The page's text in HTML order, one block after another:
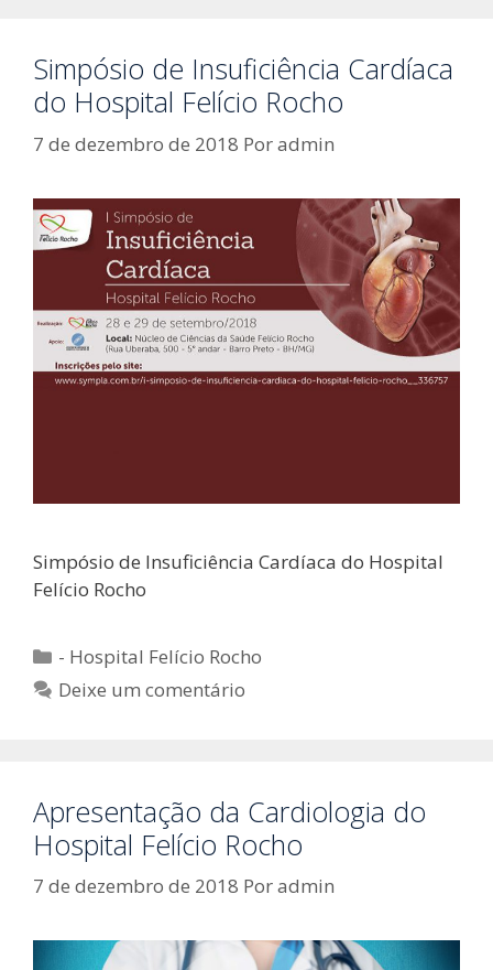
Simpósio de Insuficiência Cardíaca
do Hospital Felício Rocho
7 de dezembro de 2018 Poradmin
Simpósio de Insuficiência Cardíaca do Hospital
Felício Rocho
Categorias
- Hospital Felício Rocho
Deixe um comentário
Apresentação da Cardiologia do
Hospital Felício Rocho
7 de dezembro de 2018 Poradmin